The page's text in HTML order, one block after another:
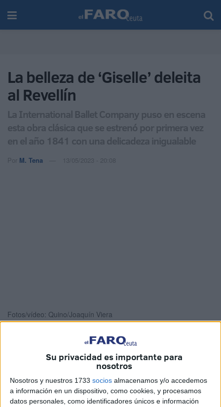
Su privacidad es importante para
nosotros
Nosotros y nuestros 1733 socios almacenamos y/o accedemos
a información en un dispositivo, como cookies, y procesamos
datos personales, como identificadores únicos e información
La belleza de ‘Giselle’ deleita
al Revellín
La International Ballet Company puso en escena
esta obra clásica que se estrenó por primera vez
en el año 1841 con una delicadeza inigualable
Por M. Tena 13/05/2023 - 20:08
Fotos/vídeo: Quino/Joaquín Viera
International Ballet Company’ ha puesto en escena
en el
Teatro Auditorio del Revellín
de Ceuta el
reconocido y popular ballet ‘ Giselle’, con la música original
de Adolph Adam y la coreografía de Jean Coralli y Jules